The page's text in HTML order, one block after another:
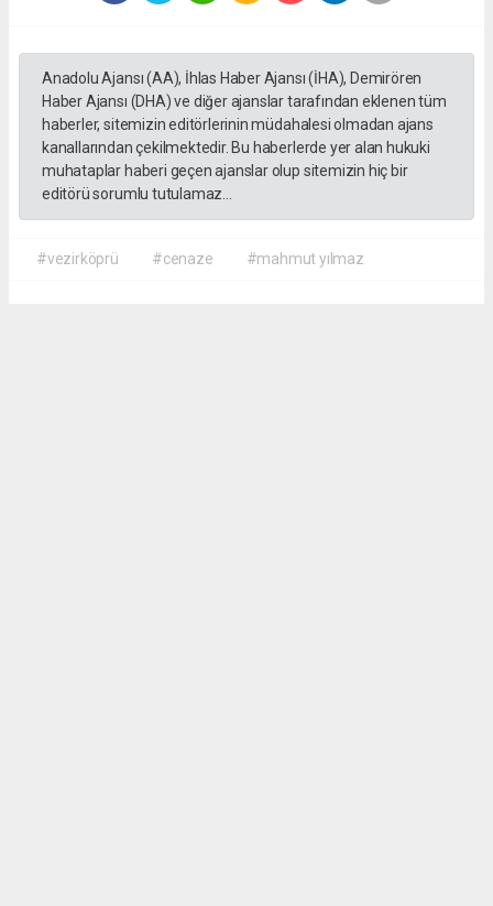
Anadolu Ajansı (AA), İhlas Haber Ajansı (İHA), Demirören
Haber Ajansı (DHA) ve diğer ajanslar tarafından eklenen tüm
haberler, sitemizin editörlerinin müdahalesi olmadan ajans
kanallarından çekilmektedir. Bu haberlerde yer alan hukuki
muhataplar haberi geçen ajanslar olup sitemizin hiç bir
editörü sorumlu tutulamaz...
#vezirköprü #cenaze #mahmut yılmaz